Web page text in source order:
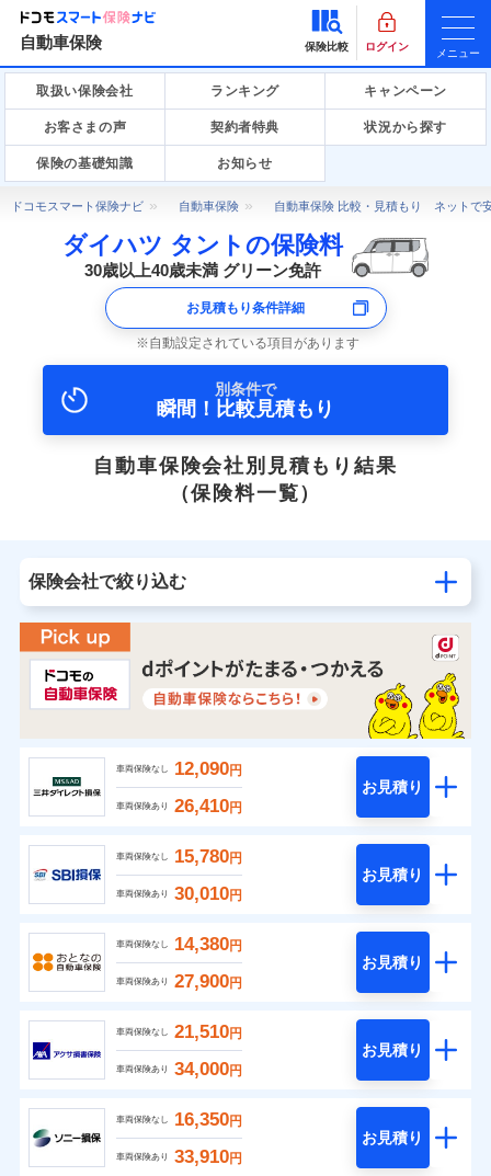
自動車保険 保険比較 ログイン
メニュー
取扱い保険会社 ランキング キャンペーン
お客さまの声 契約者特典 状況から探す
保険の基礎知識 お知らせ
ドコモスマート保険ナビ 自動車保険 自動車保険 比較・見積もり ネットで
ダイハツ タントの保険料
30歳以上40歳未満 グリーン免許
お見積もり条件詳細
自動設定されている項目があります
別条件で
瞬間！比較見積もり
自動車保険会社別見積もり結果
（保険料一覧）
保険会社で絞り込む
車両保険なし 12,090円
車両保険あり 26,410円
お見積り
車両保険なし 15,780円
車両保険あり 30,010円
お見積り
車両保険なし 14,380円
車両保険あり 27,900円
お見積り
車両保険なし 21,510円
車両保険あり 34,000円
お見積り
車両保険なし 16,350円
車両保険あり 33,910円
お見積り